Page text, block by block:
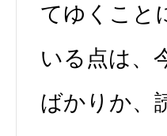
てゆくこと
いる点は、
ばかりか、